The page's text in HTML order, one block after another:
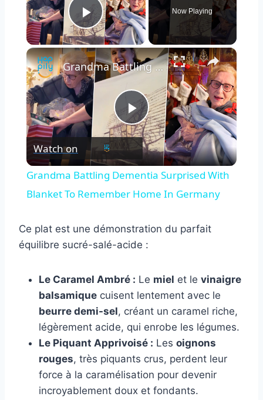
Play Video
Now Playing
×
Play
Video
Grandma Battling Dementia Surprised With Blanket To Remember Home In Germany
Watch on
Grandma Battling Dementia Surprised With
Blanket To Remember Home In Germany
Ce plat est une démonstration du parfait
équilibre sucré-salé-acide :
Le Caramel Ambré : Le miel et le vinaigre
balsamique cuisent lentement avec le
beurre demi-sel, créant un caramel riche,
légèrement acide, qui enrobe les légumes.
Le Piquant Apprivoisé : Les oignons
rouges, très piquants crus, perdent leur
force à la caramélisation pour devenir
incroyablement doux et fondants.